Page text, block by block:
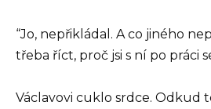
“Jo, nepřikládal. A co jiného
třeba říct, proč jsi s ní po práci
Václavovi cuklo srdce. Odkud